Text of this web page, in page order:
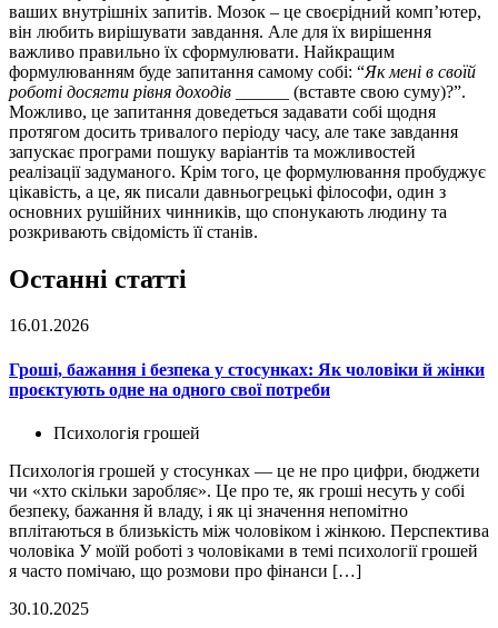
ваших внутрішніх запитів. Мозок – це своєрідний комп’ютер,
він любить вирішувати завдання. Але для їх вирішення
важливо правильно їх сформулювати. Найкращим
формулюванням буде запитання самому собі: “Як мені в своїй
роботі досягти рівня доходів ______ (вставте свою суму)?”.
Можливо, це запитання доведеться задавати собі щодня
протягом досить тривалого періоду часу, але таке завдання
запускає програми пошуку варіантів та можливостей
реалізації задуманого. Крім того, це формулювання пробуджує
цікавість, а це, як писали давньогрецькі філософи, один з
основних рушійних чинників, що спонукають людину та
розкривають свідомість її станів.
Останні статті
16.01.2026
Гроші, бажання і безпека у стосунках: Як чоловіки й жінки
проєктують одне на одного свої потреби
Психологія грошей
Психологія грошей у стосунках — це не про цифри, бюджети
чи «хто скільки заробляє». Це про те, як гроші несуть у собі
безпеку, бажання й владу, і як ці значення непомітно
вплітаються в близькість між чоловіком і жінкою. Перспектива
чоловіка У моїй роботі з чоловіками в темі психології грошей
я часто помічаю, що розмови про фінанси […]
30.10.2025